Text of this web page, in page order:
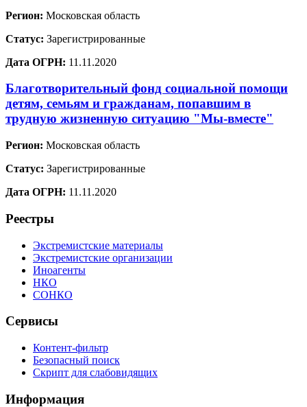
Регион: Московская область
Статус: Зарегистрированные
Дата ОГРН: 11.11.2020
Благотворительный фонд социальной помощи
детям, семьям и гражданам, попавшим в
трудную жизненную ситуацию "Мы-вместе"
Регион: Московская область
Статус: Зарегистрированные
Дата ОГРН: 11.11.2020
Реестры
Экстремистские материалы
Экстремистские организации
Иноагенты
НКО
СОНКО
Сервисы
Контент-фильтр
Безопасный поиск
Скрипт для слабовидящих
Информация